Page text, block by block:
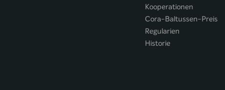
Kooperationen
Cora-Baltussen-Preis
Regularien
Historie